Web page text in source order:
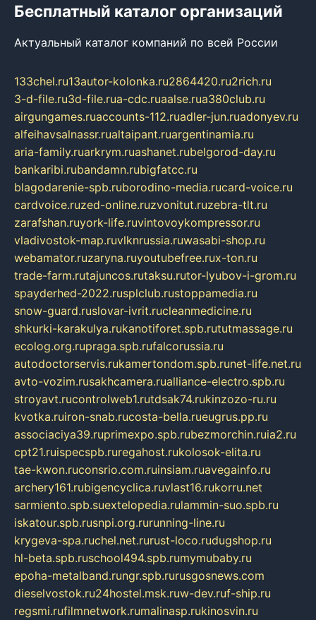
Бесплатный каталог организаций
Актуальный каталог компаний по всей России
133chel.ru13autor-kolonka.ru2864420.ru2rich.ru
3-d-file.ru3d-file.rua-cdc.ruaalse.rua380club.ru
airgungames.ruaccounts-112.ruadler-jun.ruadonyev.ru
alfeihavsalnassr.rualtaipant.ruargentinamia.ru
aria-family.ruarkrym.ruashanet.rubelgorod-day.ru
bankaribi.rubandamn.rubigfatcc.ru
blagodarenie-spb.ruborodino-media.rucard-voice.ru
cardvoice.ruzed-online.ruzvonitut.ruzebra-tlt.ru
zarafshan.ruyork-life.ruvintovoykompressor.ru
vladivostok-map.ruvlknrussia.ruwasabi-shop.ru
webamator.ruzaryna.ruyoutubefree.rux-ton.ru
trade-farm.rutajuncos.rutaksu.rutor-lyubov-i-grom.ru
spayderhed-2022.rusplclub.rustoppamedia.ru
snow-guard.ruslovar-ivrit.rucleanmedicine.ru
shkurki-karakulya.rukanotiforet.spb.rututmassage.ru
ecolog.org.rupraga.spb.rufalcorussia.ru
autodoctorservis.rukamertondom.spb.runet-life.net.ru
avto-vozim.rusakhcamera.rualliance-electro.spb.ru
stroyavt.rucontrolweb1.rutdsak74.rukinzozo-ru.ru
kvotka.ruiron-snab.rucosta-bella.rueugrus.pp.ru
associaciya39.ruprimexpo.spb.rubezmorchin.ruia2.ru
cpt21.ruispecspb.ruregahost.rukolosok-elita.ru
tae-kwon.ruconsrio.com.ruinsiam.ruavegainfo.ru
archery161.rubigencyclica.ruvlast16.rukorru.net
sarmiento.spb.suextelopedia.rulammin-suo.spb.ru
iskatour.spb.rusnpi.org.rurunning-line.ru
krygeva-spa.ruchel.net.rurust-loco.rudugshop.ru
hl-beta.spb.ruschool494.spb.rumymubaby.ru
epoha-metalband.rungr.spb.rurusgosnews.com
dieselvostok.ru24hostel.msk.ruw-dev.ruf-ship.ru
regsmi.rufilmnetwork.rumalinasp.rukinosvin.ru